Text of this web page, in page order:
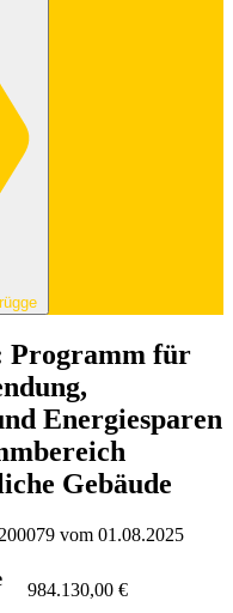
Programm für
Energiesparen
Gebäude
vom 01.08.2025
984.130,00 €